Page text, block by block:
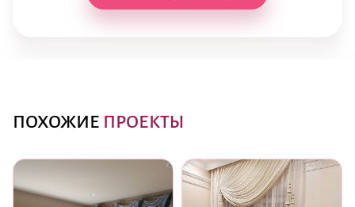
ПОХОЖИЕ ПРОЕКТЫ